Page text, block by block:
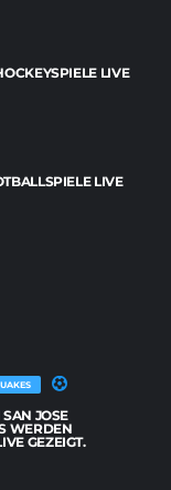
LIVE
LIVE
SAN JOSE
WERDEN
GEZEIGT.